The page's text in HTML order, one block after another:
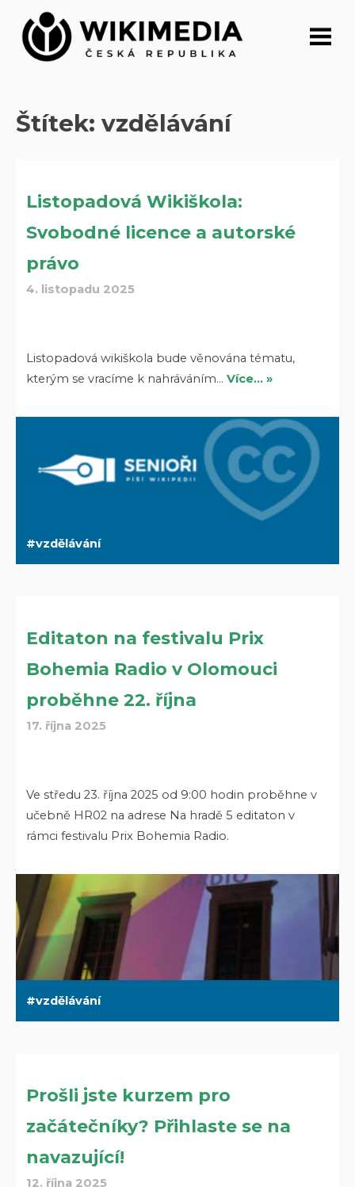
Přeskočit
obsah
Štítek: vzdělávání
Listopadová Wikiškola:
Svobodné licence a autorské
právo
4. listopadu 2025
Listopadová wikiškola bude věnována tématu,
kterým se vracíme k nahráváním…Více… »
vzdělávání
Editaton na festivalu Prix
Bohemia Radio v Olomouci
proběhne 22. října
17. října 2025
Ve středu 23. října 2025 od 9:00 hodin proběhne v
učebně HR02 na adrese Na hradě 5 editaton v
rámci festivalu Prix Bohemia Radio.
vzdělávání
Prošli jste kurzem pro
začátečníky? Přihlaste se na
navazující!
12. října 2025